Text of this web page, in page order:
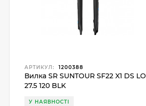
АРТИКУЛ: 1200388
Вилка SR SUNTOUR SF22 X1 DS LO
27.5 120 BLK
У НАЯВНОСТІ